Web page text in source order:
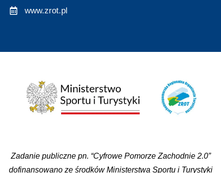
www.zrot.pl
Zadanie publiczne pn. “Cyfrowe Pomorze Zachodnie 2.0”
dofinansowano ze środków Ministerstwa Sportu i Turystyki